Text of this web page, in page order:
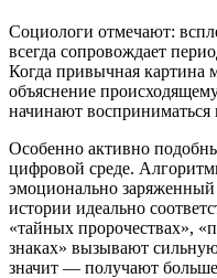
Социологи отмечают:
всегда сопровождает
Когда привычная
объяснение
начинают восприниматься
Особенно активно
цифровой среде.
эмоционально заряженный
истории идеально
«тайных пророчествах»,
знаках» вызывают
значит — получают